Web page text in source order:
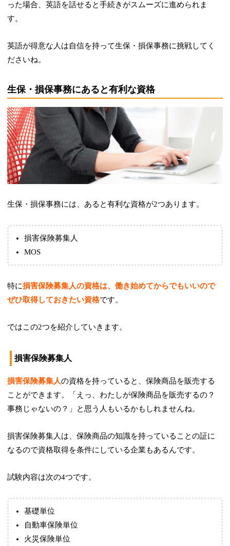
った場合、英語を話せると手続きがスムーズに進められま
す。
英語が得意な人は自信を持って生保・損保事務に挑戦してく
ださいね。
生保・損保事務にあると有利な資格
生保・損保事務には、あると有利な資格が2つあります。
損害保険募集人
MOS
特に損害保険募集人の資格は、働き始めてからでもいいので
ぜひ取得しておきたい資格です。
ではこの2つを紹介していきます。
損害保険募集人
損害保険募集人の資格を持っていると、保険商品を販売する
ことができます。「えっ、わたしが保険商品を販売するの？
事務じゃないの？」と思う人もいるかもしれませんね。
損害保険募集人は、保険商品の知識を持っていることの証に
なるので資格取得を条件にしている企業もあるんです。
試験内容は次の4つです。
基礎単位
自動車保険単位
火災保険単位